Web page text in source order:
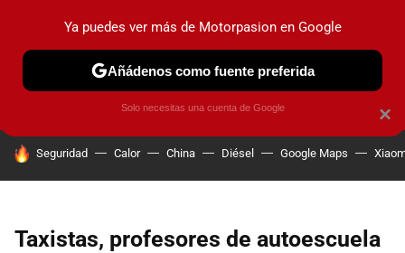
PRUEBAS COCHES ELÉCTRICOS OBSERVATORIO
HOY SE HABLA DE
Seguridad Calor China Diésel Google Maps
Taxistas, profesores de autoescuela
×
Ya puedes ver más de Motorpasion en Google
Añádenos como fuente preferida
Solo necesitas una cuenta de Google